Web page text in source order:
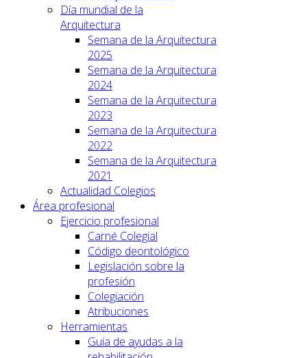
Día mundial de la
Arquitectura
Semana de la Arquitectura
2025
Semana de la Arquitectura
2024
Semana de la Arquitectura
2023
Semana de la Arquitectura
2022
Semana de la Arquitectura
2021
Actualidad Colegios
Área profesional
Ejercicio profesional
Carné Colegial
Código deontológico
Legislación sobre la
profesión
Colegiación
Atribuciones
Herramientas
Guía de ayudas a la